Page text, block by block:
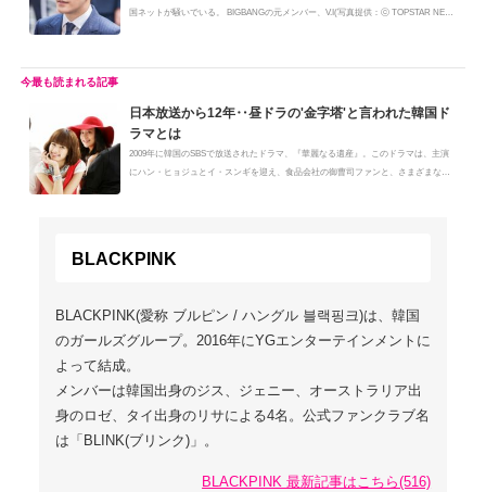
国ネットが騒いでいる。 BIGBANGの元メンバー、V.I(写真提供：ⓒ TOPSTAR NEW
日本放送から12年‥昼ドラの'金字塔'と言われた韓国ド
ラマとは
2009年に韓国のSBSで放送されたドラマ、『華麗なる遺産』。このドラマは、主演
にハン・ヒョジュとイ・スンギを迎え、食品会社の御曹司ファンと、さまざまな
BLACKPINK
BLACKPINK(愛称 ブルピン / ハングル 블랙핑크)は、韓国
のガールズグループ。2016年にYGエンターテインメントに
よって結成。
メンバーは韓国出身のジス、ジェニー、オーストラリア出
身のロゼ、タイ出身のリサによる4名。公式ファンクラブ名
は「BLINK(ブリンク)」。
BLACKPINK 最新記事はこちら(516)